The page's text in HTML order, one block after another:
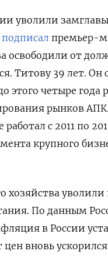
уволили
подписал премьер-
освободили от
Титову 39 лет. Он
этого четыре
рынков
работал с 2011 по
крупного
хозяйства
По данным
в России
цен вновь